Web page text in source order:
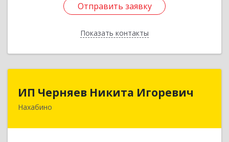
Отправить заявку
Показать контакты
Отправить заявку
Назад
ИП Черняев Никита Игоревич
Нахабино
143430, Московская обл, Красногорский р-н,